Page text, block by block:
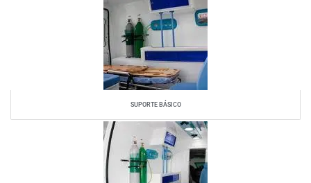
SUPORTE BÁSICO